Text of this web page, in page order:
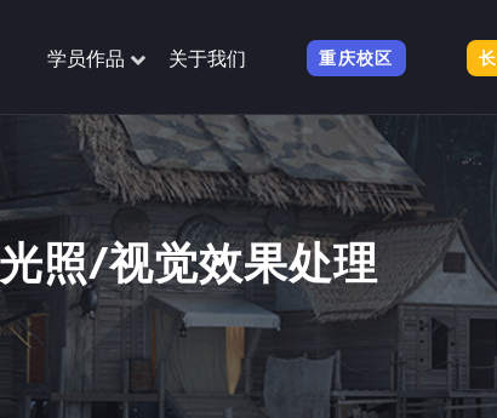
学员作品 关于我们 重庆校区
照/视觉效果处理